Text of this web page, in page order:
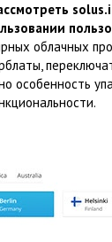
облачных
особенность